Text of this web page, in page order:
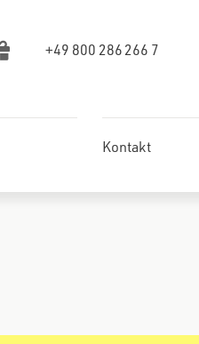
+49 800 286 266 7
Kontakt